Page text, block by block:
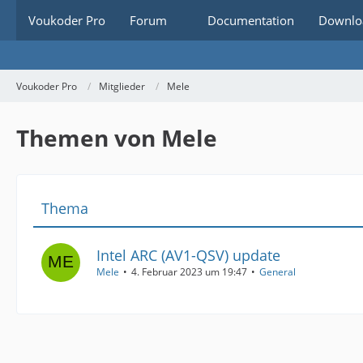
Voukoder Pro Forum Documentation
Voukoder Pro Mitglieder Mele
Themen von Mele
Thema
Intel ARC (AV1-QSV) update
Mele 4. Februar 2023 um 19:47 General